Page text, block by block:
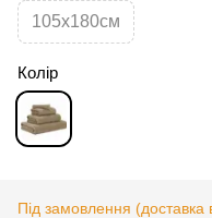
105х180см
Колір
Під замовлення (доставка